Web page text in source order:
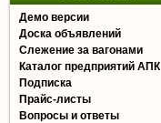
Демо версии
Доска объявлений
Слежение за вагонами
Каталог предприятий АПК
Подписка
Прайс-листы
Вопросы и ответы